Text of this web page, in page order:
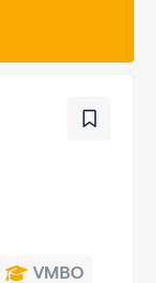
VMBO